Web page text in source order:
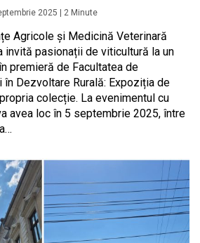
2025 2 Minute
Agricole și Medicină Veterinară
invită pasionații de viticultură la un
premieră de Facultatea de
în Dezvoltare Rurală: Expoziția de
colecție. La evenimentul cu
avea loc în 5 septembrie 2025, între